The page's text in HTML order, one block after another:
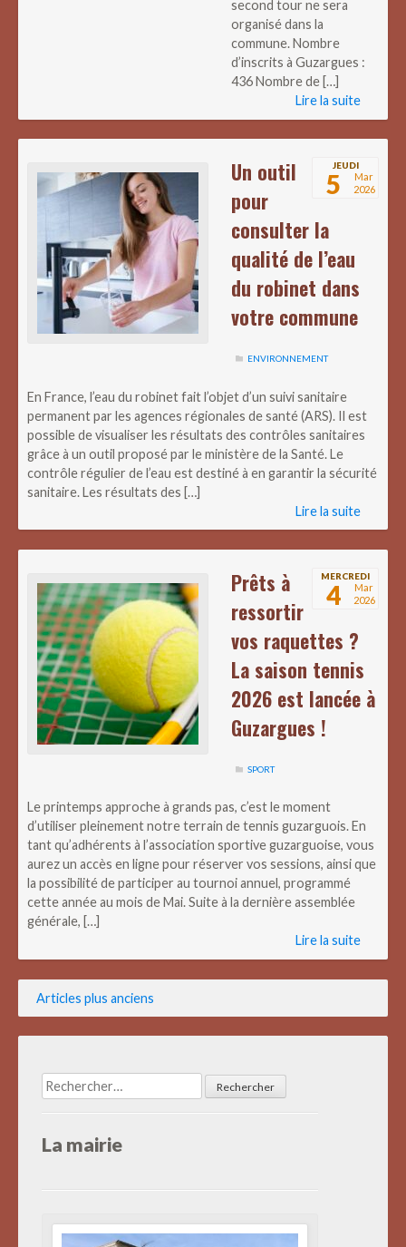
second tour ne sera
organisé dans la
commune. Nombre
d’inscrits à Guzargues :
436 Nombre de […]
Lire la suite
JEUDI
5
Mar
2026
Un outil
pour
consulter la
qualité de l’eau
du robinet dans
votre commune
ENVIRONNEMENT
En France, l’eau du robinet fait l’objet d’un suivi sanitaire
permanent par les agences régionales de santé (ARS). Il est
possible de visualiser les résultats des contrôles sanitaires
grâce à un outil proposé par le ministère de la Santé. Le
contrôle régulier de l’eau est destiné à en garantir la sécurité
sanitaire. Les résultats des […]
Lire la suite
MERCREDI
4
Mar
2026
Prêts à
ressortir
vos raquettes ?
La saison tennis
2026 est lancée à
Guzargues !
SPORT
Le printemps approche à grands pas, c’est le moment
d’utiliser pleinement notre terrain de tennis guzarguois. En
tant qu’adhérents à l’association sportive guzarguoise, vous
aurez un accès en ligne pour réserver vos sessions, ainsi que
la possibilité de participer au tournoi annuel, programmé
cette année au mois de Mai. Suite à la dernière assemblée
générale, […]
Lire la suite
Navigation
des
Articles plus anciens
Rechercher :
La mairie